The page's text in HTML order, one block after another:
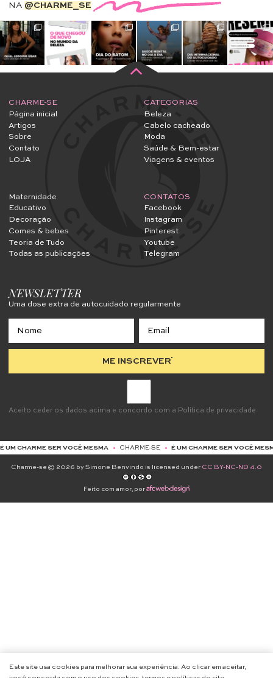
NA @CHARME_SE
CHARME-SE
Página inicial
Artigos
Sobre
Contato
LOJA
CATEGORIAS
Beleza
Cabelo cacheado
Moda
Saúde & Bem-estar
Viagens & eventos
Maternidade
Educativo
Decoração
Comes & bebes
Teoria de Tudo
Todas as publicações
CONTATOS
Facebook
Instagram
Pinterest
Youtube
Telegram
NEWSLETTER
Uma dose extra de autocuidado regularmente
ME INSCREVER
Aceito ceder os dados acima e concordo com a Política de privacidade
MESMA • CHARME-SE • É UM CHARME SER VOCÊ MESMA • CHARME-SE • É
Charme-se © 2026 by Simone Benvindo is licensed under CC BY-NC-ND 4.0
Feito com amor, por
Este site usa cookies para melhorar sua experiência. Ao clicar em aceitar,